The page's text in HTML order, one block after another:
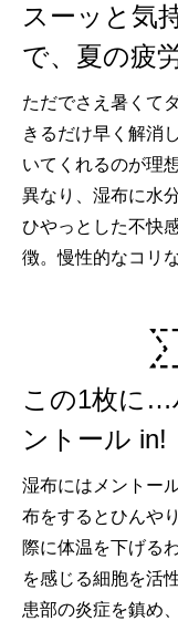
スーッと気
で、夏の疲
ただでさえ暑くて
きるだけ早く解消
いてくれるのが理
異なり、湿布に水
ひやっとした不快
徴。慢性的なコリ
この1枚に…
ントール in!
湿布にはメントー
布をするとひんや
際に体温を下げる
を感じる細胞を活
患部の炎症を鎮め